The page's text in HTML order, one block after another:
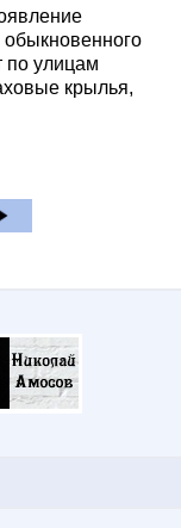
по улицам
крылья,